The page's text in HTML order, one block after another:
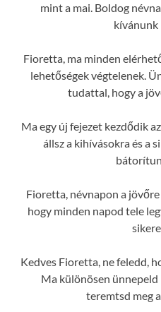
mint a mai. Boldog
Fioretta, ma minden
lehetőségek végtelenek.
tudattal, hogy a
Ma egy új fejezet kezdődik
állsz a kihívásokra és a
Fioretta, névnapon a
hogy minden napod tele
Kedves Fioretta, ne feledd,
Ma különösen ünnepeld
teremtsd meg